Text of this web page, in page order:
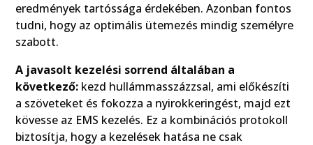
eredmények tartóssága érdekében. Azonban fontos
tudni, hogy az optimális ütemezés mindig személyre
szabott.
A javasolt kezelési sorrend általában a
következő: kezd hullámmasszázzsal, ami előkészíti
a szöveteket és fokozza a nyirokkeringést, majd ezt
kövesse az EMS kezelés. Ez a kombinációs protokoll
biztosítja, hogy a kezelések hatása ne csak